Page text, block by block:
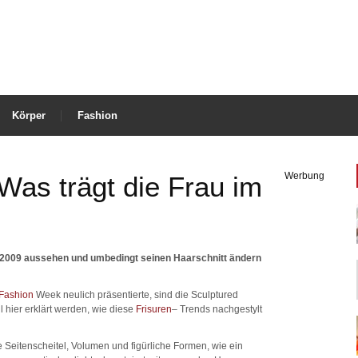
Körper Fashion
trägt die Frau im Werbung
aussehen und umbedingt seinen Haarschnitt ändern
Week neulich präsentierte, sind die Sculptured
hier erklärt werden, wie diese Frisuren– Trends nachgestylt
Volumen und figürliche Formen, wie ein